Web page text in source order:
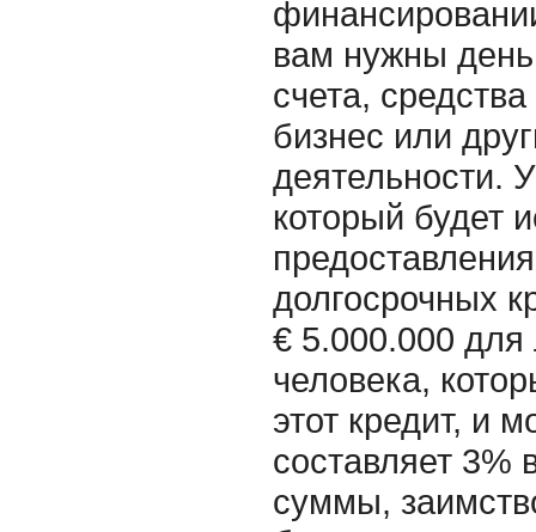
вам нужны
счета,
бизнес или
деятельности.
который будет
долгосрочных
€ 5.000.000 для
человека,
этот кредит, и
составляет 3%
суммы,